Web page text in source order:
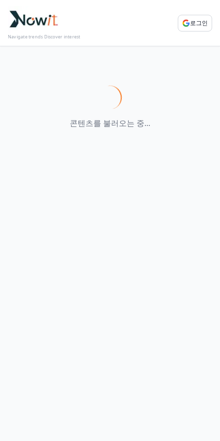
Navigate trends Discover interest
로그인
콘텐츠를 불러오는 중...